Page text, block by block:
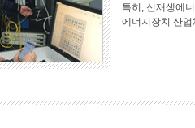
특히, 신재생에
에너지장치 산